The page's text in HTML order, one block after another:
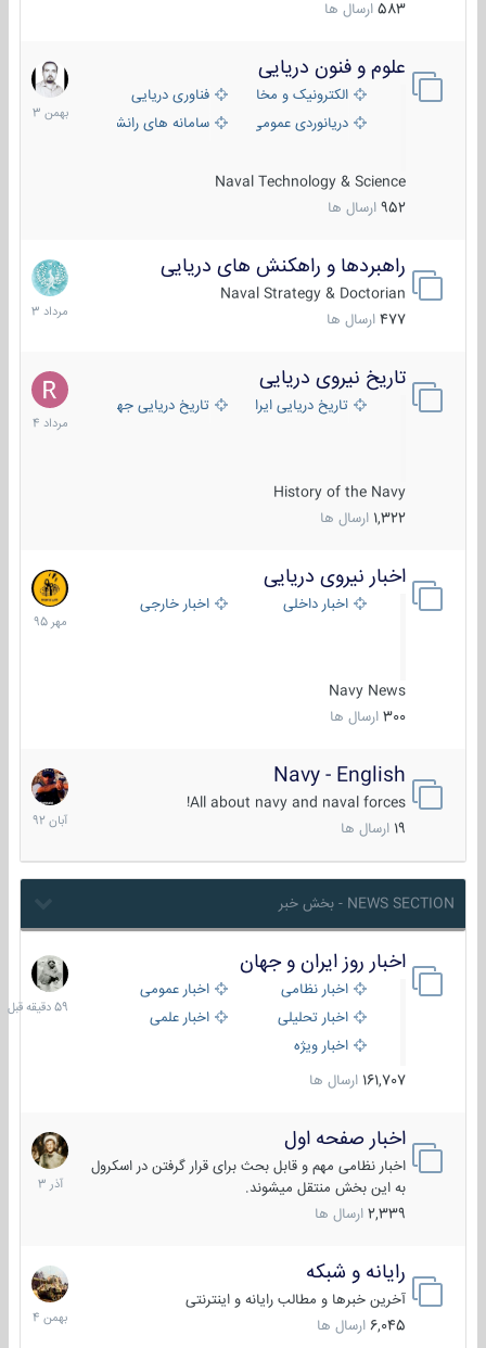
583 ارسال ها
علوم و فنون دریایی
الکترونیک و مخابرات دریاییفناوری دریایی
دریانوردی عمومی
سامانه های رانشی دریایی
Naval Technology & Science
952 ارسال ها
6
بهمن
1403
راهبردها و راهکنش های دریایی
Naval Strategy & Doctorian
477 ارسال ها
2
مرداد
1403
تاریخ نیروی دریایی
تاریخ دریایی ایران تاریخ دریایی جهان
History of the Navy
1,322 ارسال ها
16
مرداد
1404
اخبار نیروی دریایی
اخبار داخلی اخبار خارجی
Navy News
300 ارسال ها
27
مهر
1395
Navy - English
All about navy and naval forces!
ارسال ها
22
آبان
1392
NEWS SECTION - بخش خبر
اخبار روز ایران و جهان
اخبار نظامی
اخبار عمومی
اخبار تحلیلی
اخبار علمی
اخبار ویژه
161,707 ارسال ها
59
دقیقه
قبل
اخبار صفحه اول
اخبار نظامی مهم و قابل بحث برای قرار گرفتن در اسکرول
به این بخش منتقل میشوند.
2,339 ارسال ها
7
آذر
1403
رایانه و شبکه
آخرین خبرها و مطالب رایانه و اینترنتی
6,045 ارسال ها
30
بهمن
1404